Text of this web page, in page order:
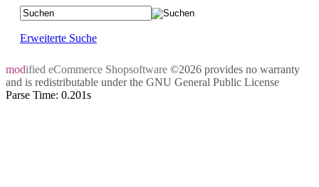
Erweiterte Suche
modified eCommerce Shopsoftware ©2026 provides no warranty
and is redistributable under the GNU General Public License
Parse Time: 0.201s